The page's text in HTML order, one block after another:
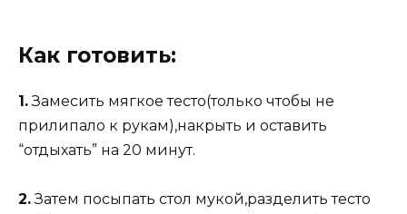
Как готовить:
1.Замесить мягкое тесто(только чтобы не
прилипало к рукам),накрыть и оставить
“отдыхать” на 20 минут.
2.Затем посыпать стол мукой,разделить тесто